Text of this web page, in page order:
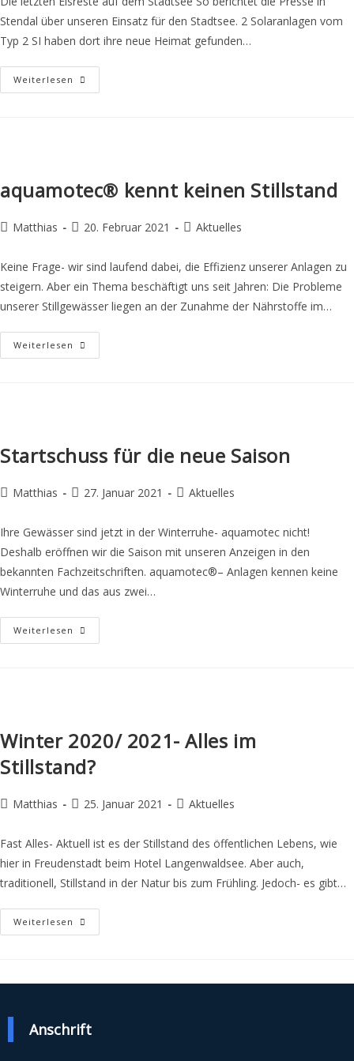
Stendal über unseren Einsatz für den Stadtsee. 2 Solaranlagen vom
Typ 2 SI haben dort ihre neue Heimat gefunden…
Weiterlesen
aquamotec® kennt keinen Stillstand
Matthias 20. Februar 2021 Aktuelles
Keine Frage- wir sind laufend dabei, die Effizienz unserer Anlagen zu
steigern. Aber ein Thema beschäftigt uns seit Jahren: Die Probleme
unserer Stillgewässer liegen an der Zunahme der Nährstoffe im…
Weiterlesen
Startschuss für die neue Saison
Matthias 27. Januar 2021 Aktuelles
Ihre Gewässer sind jetzt in der Winterruhe- aquamotec nicht!
Deshalb eröffnen wir die Saison mit unseren Anzeigen in den
bekannten Fachzeitschriften. aquamotec®– Anlagen kennen keine
Winterruhe und das aus zwei…
Weiterlesen
Winter 2020/ 2021- Alles im
Stillstand?
Matthias 25. Januar 2021 Aktuelles
Fast Alles- Aktuell ist es der Stillstand des öffentlichen Lebens, wie
hier in Freudenstadt beim Hotel Langenwaldsee. Aber auch,
traditionell, Stillstand in der Natur bis zum Frühling. Jedoch- es gibt…
Weiterlesen
Anschrift